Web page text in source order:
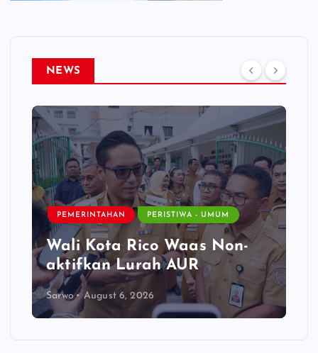
NEWS
PERISTIWA - UMUM
Waas Non-
AUR
NASIONAL PERISTIWA -
Menaker : ASN
Harus Hadirkan
Nyata Bagi
Sarwo August 6, 2026